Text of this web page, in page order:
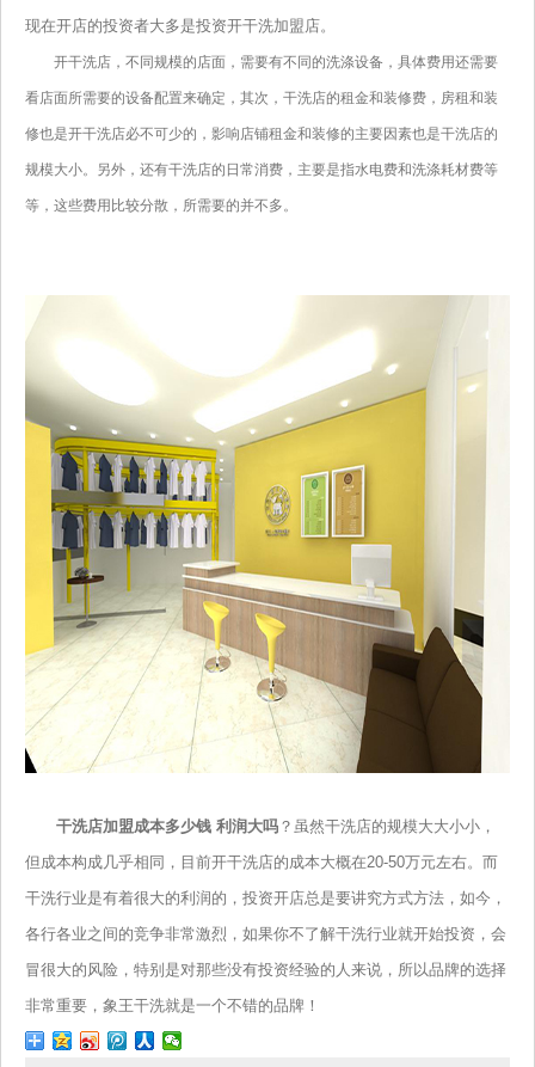
现在开店的投资者大多是投资开干洗加盟店。
开干洗店，不同规模的店面，需要有不同的洗涤设备，具体费用还需要
看店面所需要的设备配置来确定，其次，干洗店的租金和装修费，房租和装
修也是开干洗店必不可少的，影响店铺租金和装修的主要因素也是干洗店的
规模大小。另外，还有干洗店的日常消费，主要是指水电费和洗涤耗材费等
等，这些费用比较分散，所需要的并不多。
干洗店加盟成本多少钱 利润大吗 ？虽然干洗店的规模大大小小，
但成本构成几乎相同，目前开干洗店的成本大概在20-50万元左右。而
干洗行业是有着很大的利润的，投资开店总是要讲究方式方法，如今，
各行各业之间的竞争非常激烈，如果你不了解干洗行业就开始投资，会
冒很大的风险，特别是对那些没有投资经验的人来说，所以品牌的选择
非常重要，象王干洗就是一个不错的品牌！